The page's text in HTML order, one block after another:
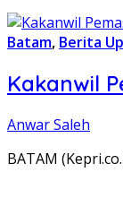
Batam, Berita
Kakanwil
Anwar Saleh
BATAM